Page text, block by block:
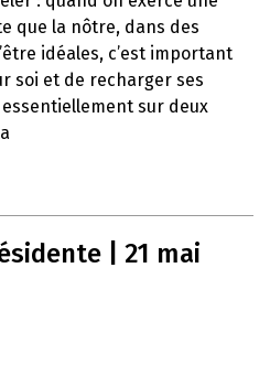
que la nôtre, dans des
idéales, c’est important
soi et de recharger ses
sur deux
| 21 mai